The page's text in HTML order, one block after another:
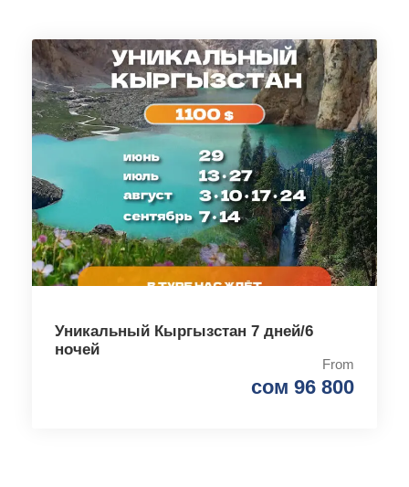
Уникальный Кыргызстан 7 дней/6
ночей
From
сом 96 800